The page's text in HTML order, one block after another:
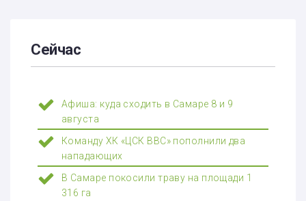
Сейчас
Афиша: куда сходить в Самаре 8 и 9
августа
Команду ХК «ЦСК ВВС» пополнили два
нападающих
В Самаре покосили траву на площади 1
316 га